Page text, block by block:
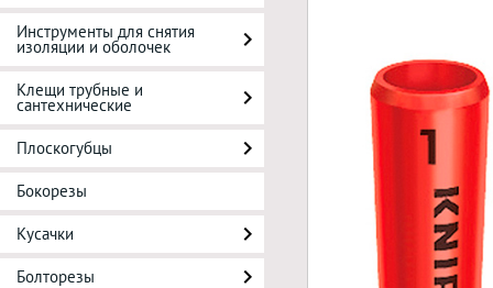
Инструменты для снятия
изоляции и оболочек
Клещи трубные и
сантехнические
Плоскогубцы
Бокорезы
Кусачки
Болторезы